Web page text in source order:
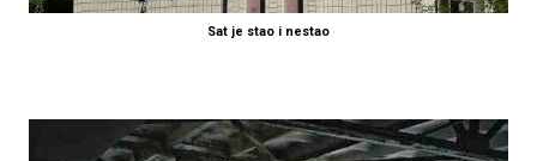
Sat je stao i nestao